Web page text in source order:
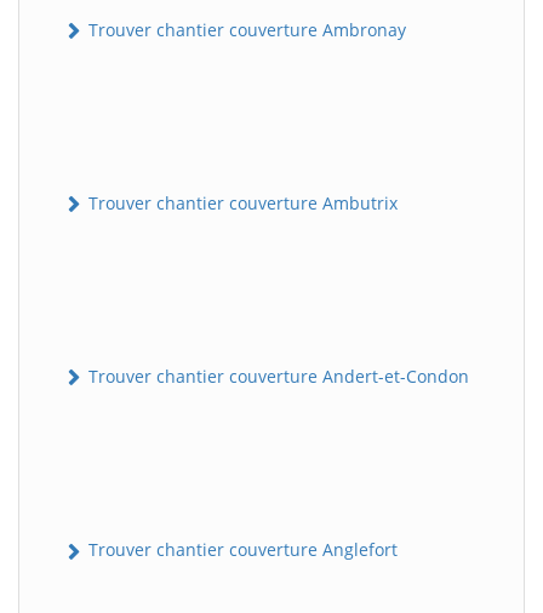
Trouver chantier couverture Ambronay
Trouver chantier couverture Ambutrix
Trouver chantier couverture Andert-et-Condon
Trouver chantier couverture Anglefort